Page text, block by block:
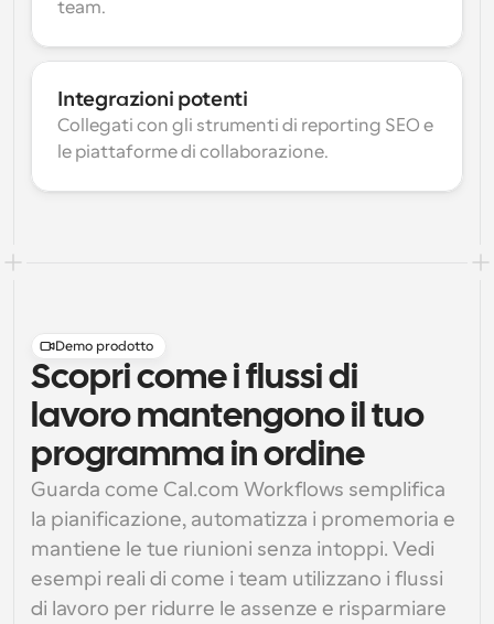
team.
Integrazioni potenti
Collegati con gli strumenti di reporting SEO e
le piattaforme di collaborazione.
Demo prodotto
Scopri come i flussi di
lavoro mantengono il tuo
programma in ordine
Guarda come Cal.com Workflows semplifica
la pianificazione, automatizza i promemoria e
mantiene le tue riunioni senza intoppi. Vedi
esempi reali di come i team utilizzano i flussi
di lavoro per ridurre le assenze e risparmiare